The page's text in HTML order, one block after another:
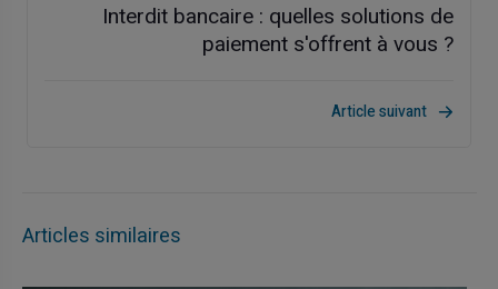
Interdit bancaire : quelles solutions de
paiement s'offrent à vous ?
Article suivant
Articles similaires